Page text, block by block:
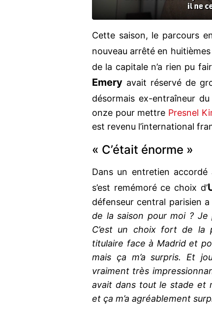
Cette saison, le parcours
nouveau arrêté en
de la capitale n’a rien pu
Emery avait réservé de
désormais ex-entraîneur du
onze pour mettre Presnel
est revenu l’international
« C’était énorme »
Dans un entretien accordé
s’est remémoré ce choix d’
défenseur central parisien
de la saison pour moi ? Je
C’est un choix fort de la
titulaire face à Madrid et
mais ça m’a surpris. Et
vraiment très
avait dans tout le stade et
et ça m’a agréablement